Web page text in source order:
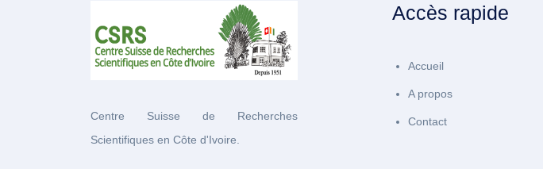
Centre Suisse de Recherches
Scientifiques en Côte d'Ivoire.
Accès rapide
Accueil
A propos
Contact